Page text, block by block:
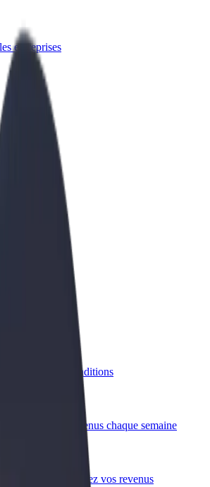
entreprises
chauffeur
selon vos conditions
générez des revenus chaque semaine
ou un magasin
clients et augmentez vos revenus